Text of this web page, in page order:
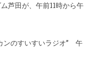
田が、午前11時から午
のすいすいラジオ” 午